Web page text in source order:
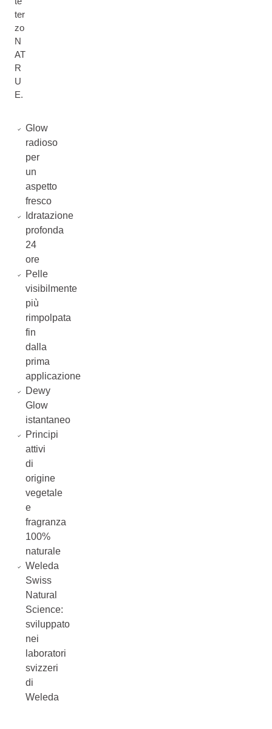
ter
zo
N
AT
R
U
E.
Glow
radioso
per
un
aspetto
fresco
Idratazione
profonda
24
ore
Pelle
visibilmente
più
rimpolpata
fin
dalla
prima
applicazione
Dewy
Glow
istantaneo
Principi
attivi
di
origine
vegetale
e
fragranza
100%
naturale
Weleda
Swiss
Natural
Science:
sviluppato
nei
laboratori
svizzeri
di
Weleda